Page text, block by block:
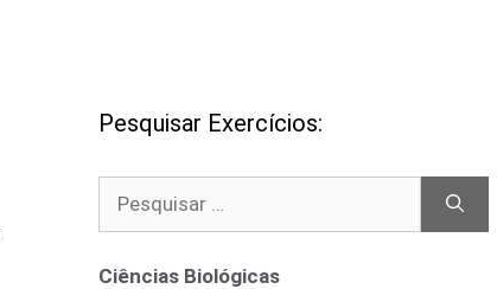
Pesquisar Exercícios:
Ciências Biológicas